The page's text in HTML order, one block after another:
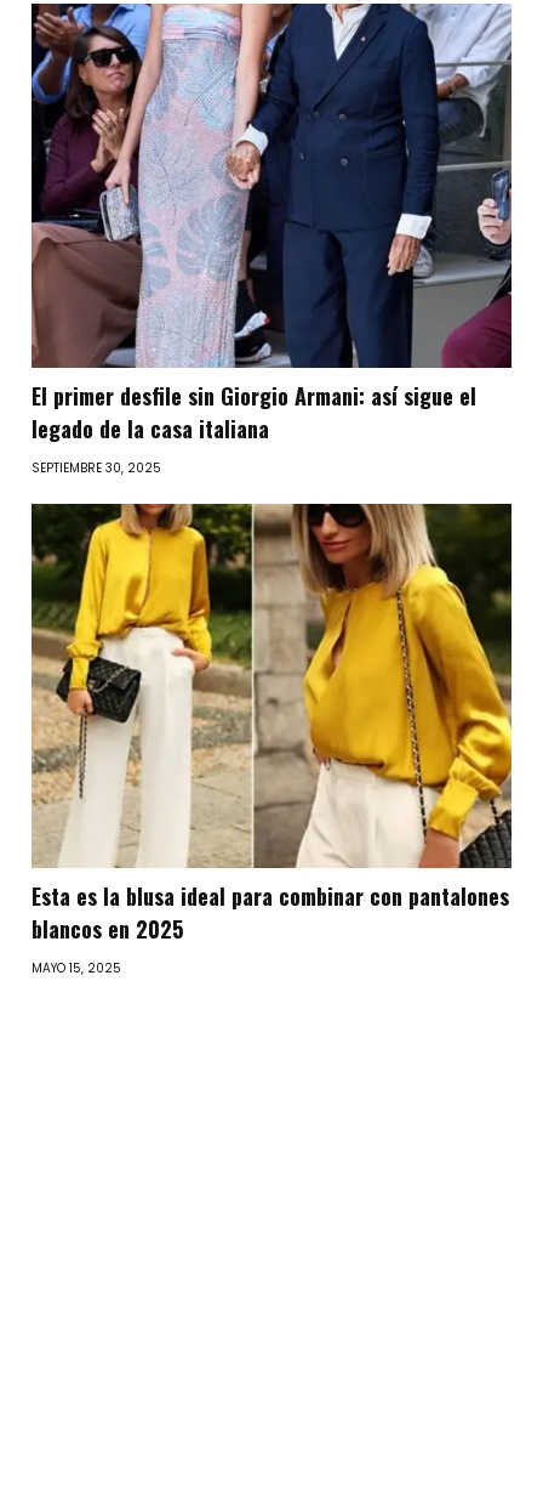
El primer desfile sin Giorgio Armani: así sigue el
legado de la casa italiana
SEPTIEMBRE 30, 2025
Esta es la blusa ideal para combinar con pantalones
blancos en 2025
MAYO 15, 2025